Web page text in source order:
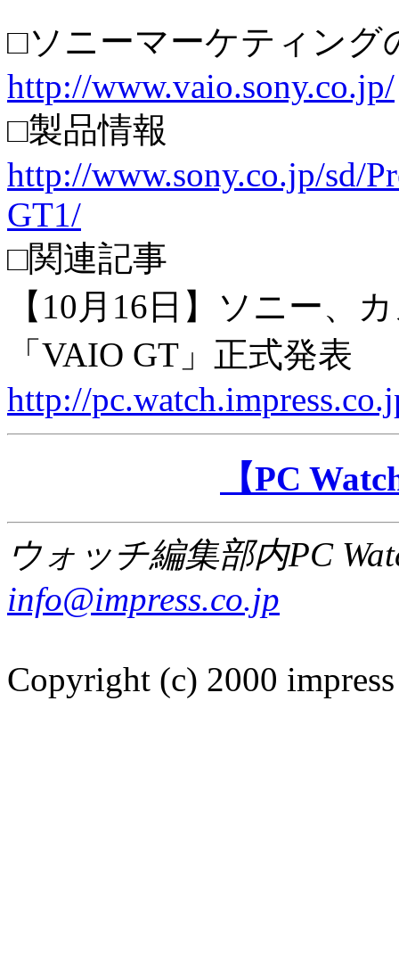
□ソニーマーケティング
http://www.vaio.sony.co.jp/
□製品情報
http://www.sony.co.jp/sd/
GT1/
□関連記事
【10月16日】ソニー、
「VAIO GT」正式発表
http://
【PC
ウォッチ編集部内PC
info@impress.co.jp
Copyright (c) 2000